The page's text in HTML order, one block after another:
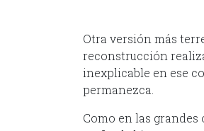
Otra versión más
reconstrucción
inexplicable en ese
permanezca.
Como en las